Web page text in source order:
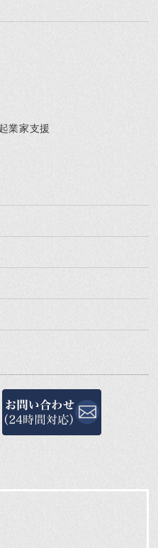
業家支援